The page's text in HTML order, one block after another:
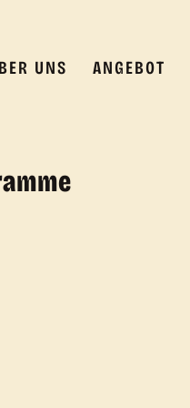
UNS ANGEBOT